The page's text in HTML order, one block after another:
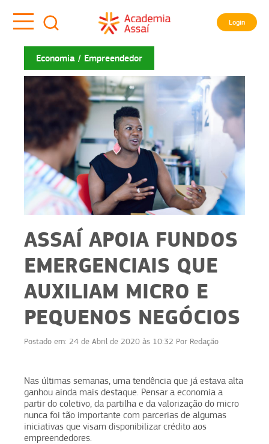
Login
Economia Empreendedor
ASSAÍ APOIA FUNDOS
EMERGENCIAIS QUE
AUXILIAM MICRO E
PEQUENOS NEGÓCIOS
Postado em: 24 de Abril de 2020 às 10:32 Por Redação
Nas últimas semanas, uma tendência que já estava alta
ganhou ainda mais destaque. Pensar a economia a
partir do coletivo, da partilha e da valorização do micro
nunca foi tão importante com parcerias de algumas
iniciativas que visam disponibilizar crédito aos
empreendedores.